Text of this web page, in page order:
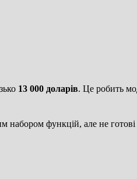
13 000 доларів. Це робить
набором функцій, але не